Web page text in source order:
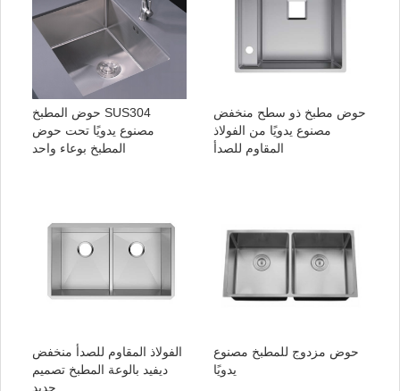
حوض المطبخ SUS304
مصنوع يدويًا تحت حوض
المطبخ بوعاء واحد
حوض مطبخ ذو سطح منخفض
مصنوع يدويًا من الفولاذ
المقاوم للصدأ
الفولاذ المقاوم للصدأ منخفض
ديفيد بالوعة المطبخ تصميم
جديد
حوض مزدوج للمطبخ مصنوع
يدويًا